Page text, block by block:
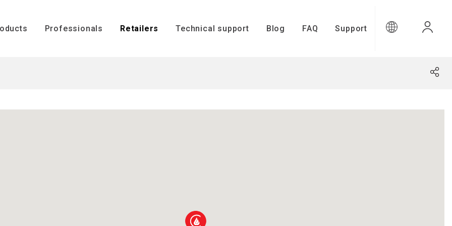
Professionals Retailers Technical support Blog FAQ Support